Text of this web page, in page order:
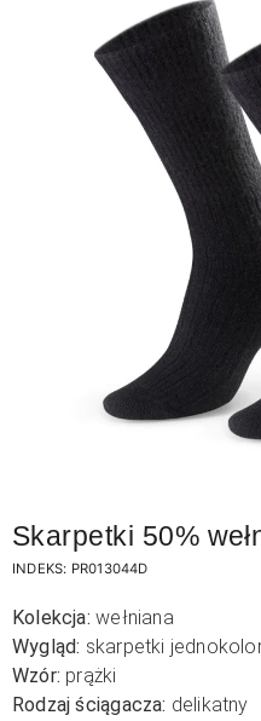
Skarpetki 50%
INDEKS: PR013044D
Kolekcja: wełniana
Wygląd: skarpetki
Wzór: prążki
Rodzaj ściągacza: delikatny